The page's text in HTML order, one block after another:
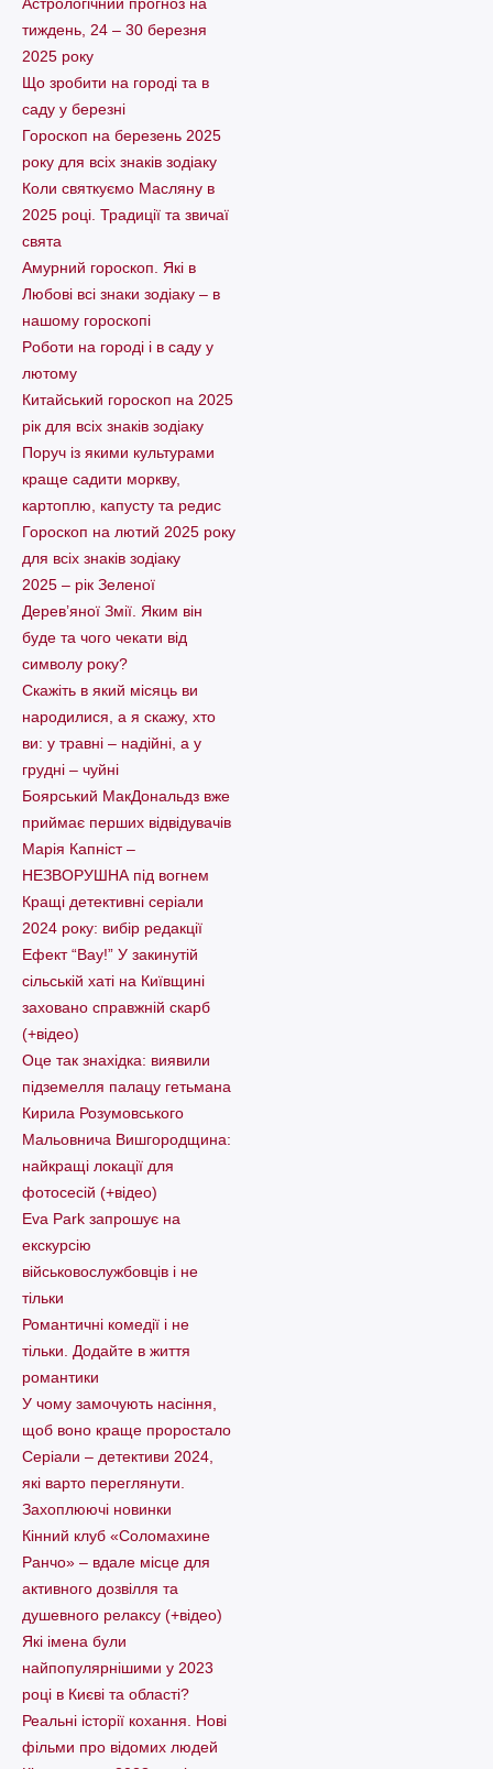
Астрологічний прогноз на
тиждень, 24 – 30 березня
2025 року
Що зробити на городі та в
саду у березні
Гороскоп на березень 2025
року для всіх знаків зодіаку
Коли святкуємо Масляну в
2025 році. Традиції та звичаї
свята
Амурний гороскоп. Які в
Любові всі знаки зодіаку – в
нашому гороскопі
Pоботи на городі і в саду у
лютому
Китайський гороскоп на 2025
рік для всіх знаків зодіаку
Поруч із якими культурами
краще садити моркву,
картоплю, капусту та редис
Гороскоп на лютий 2025 року
для всіх знаків зодіаку
2025 – рік Зеленої
Дерев’яної Змії. Яким він
буде та чого чекати від
символу року?
Скажіть в який місяць ви
народилися, а я скажу, хто
ви: у травні – надійні, а у
грудні – чуйні
Боярський МакДональдз вже
приймає перших відвідувачів
Марія Капніст –
НЕЗВОРУШНА під вогнем
Кращі детективні серіали
2024 року: вибір редакції
Ефект “Вау!” У закинутій
сільській хаті на Київщині
заховано справжній скарб
(+відео)
Оце так знахідка: виявили
підземелля палацу гетьмана
Кирила Розумовського
Мальовнича Вишгородщина:
найкращі локації для
фотосесій (+відео)
Eva Park запрошує на
екскурсію
військовослужбовців і не
тільки
Романтичні комедії і не
тільки. Додайте в життя
романтики
У чому замочують насіння,
щоб воно краще проростало
Серіали – детективи 2024,
які варто пеpеглянути.
Захоплюючі новинки
Кінний клуб «Соломахине
Ранчо» – вдале місце для
активного дозвілля та
душевного релаксу (+відео)
Які імена були
найпопулярнішими у 2023
році в Києві та області?
Реальні історії кохання. Нові
фільми про відомих людей